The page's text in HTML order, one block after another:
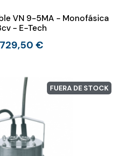
VN 9-5MA - Monofásica
- E-Tech
729,50 €
FUERA DE STOCK